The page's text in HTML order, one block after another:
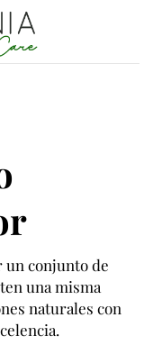
un conjunto de
una misma
naturales con